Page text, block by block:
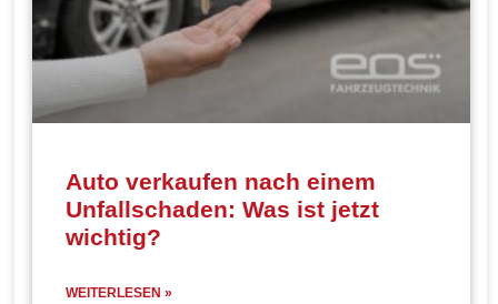
Auto verkaufen nach einem
Unfallschaden: Was ist jetzt
wichtig?
WEITERLESEN »